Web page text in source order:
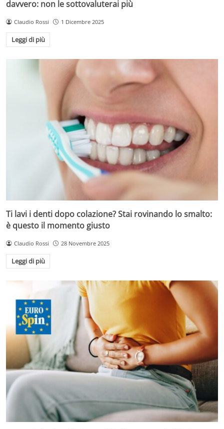
davvero: non le sottovaluterai più
Claudio Rossi 1 Dicembre 2025
Leggi di più
Ti lavi i denti dopo colazione? Stai rovinando lo smalto:
è questo il momento giusto
Claudio Rossi 28 Novembre 2025
Leggi di più